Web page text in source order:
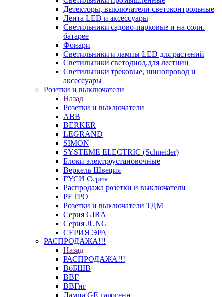
Детекторы, выключатели светоконтрольные
Лента LED и аксессуары
Светильники садово-парковые и на солн.
батарее
Фонари
Светильники и лампы LED для растений
Светильники светодиод.для лестниц
Светильники трековые, шинопровод и
аксессуары
Розетки и выключатели
Назад
Розетки и выключатели
ABB
BERKER
LEGRAND
SIMON
SYSTEME ELECTRIC (Schneider)
Блоки электроустановочные
Веркель Швеция
ГУСИ Серия
Распродажа розетки и выключатели
РЕТРО
Розетки и выключатели ТДМ
Серия GIRA
Серия JUNG
СЕРИЯ ЭРА
РАСПРОДАЖА!!!
Назад
РАСПРОДАЖА!!!
ВбБШВ
ВВГ
ВВГнг
Лампа GE галогенн